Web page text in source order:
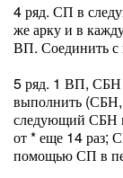
4 ряд. СП в
же арку и в
ВП. Соединить
5 ряд. 1 ВП,
выполнить
следующий СБН
от * еще 14 раз;
помощью СП в